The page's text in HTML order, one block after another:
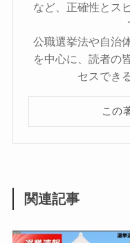
など、正確性とス
公職選挙法や自治
を中心に、読者の
セスでき
この
関連記事